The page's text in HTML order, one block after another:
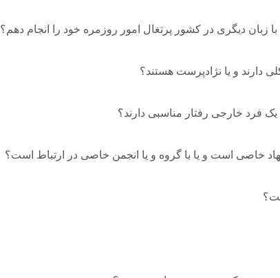
با زبان دیگری در کشور پرتغال امور روزمره خود را انجام دهم؟
دارند و یا نژادپرست هستند؟
یک فرد خارجی رفتار مناسبی دارند؟
نهاد خاصی است و یا با گروه و یا انجمن خاصی در ارتباط است؟